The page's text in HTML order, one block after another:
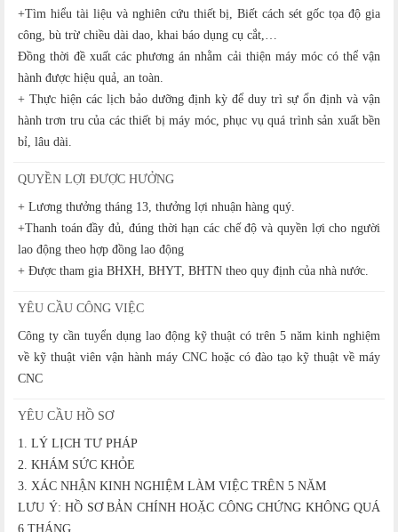
+Tìm hiểu tài liệu và nghiên cứu thiết bị, Biết cách sét gốc tọa độ gia
công, bù trừ chiều dài dao, khai báo dụng cụ cắt,…
Đồng thời đề xuất các phương án nhằm cải thiện máy móc có thể vận
hành được hiệu quả, an toàn.
+ Thực hiện các lịch bảo dưỡng định kỳ để duy trì sự ổn định và vận
hành trơn tru của các thiết bị máy móc, phục vụ quá trình sản xuất bền
bỉ, lâu dài.
QUYỀN LỢI ĐƯỢC HƯỞNG
+ Lương thưởng tháng 13, thưởng lợi nhuận hàng quý.
+Thanh toán đầy đủ, đúng thời hạn các chế độ và quyền lợi cho người
lao động theo hợp đồng lao động
+ Được tham gia BHXH, BHYT, BHTN theo quy định của nhà nước.
YÊU CẦU CÔNG VIỆC
Công ty cần tuyển dụng lao động kỹ thuật có trên 5 năm kinh nghiệm
về kỹ thuật viên vận hành máy CNC hoặc có đào tạo kỹ thuật về máy
CNC
YÊU CẦU HỒ SƠ
1. LÝ LỊCH TƯ PHÁP
2. KHÁM SỨC KHỎE
3. XÁC NHẬN KINH NGHIỆM LÀM VIỆC TRÊN 5 NĂM
LƯU Ý: HỒ SƠ BẢN CHÍNH HOẶC CÔNG CHỨNG KHÔNG QUÁ
6 THÁNG